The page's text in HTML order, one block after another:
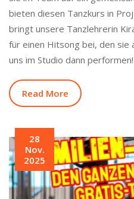
bieten diesen Tanzkurs in
bringt unsere Tanzlehrerin
für einen Hitsong bei, den sie
uns im Studio dann
Read More
28
Nov.
2025